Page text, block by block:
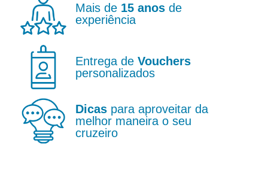
Mais de 15 anosde
experiência
Entrega de Vouchers
personalizados
Dicaspara aproveitar da
melhor maneira o seu
cruzeiro